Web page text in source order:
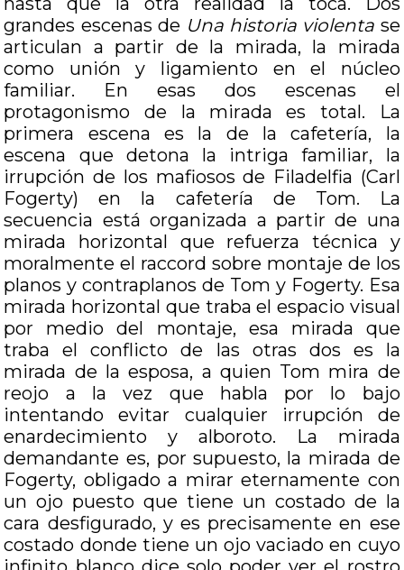
grandes escenas de Una historia violenta se
articulan a partir de la mirada, la mirada
como unión y ligamiento en el núcleo
familiar. En esas dos escenas el
protagonismo de la mirada es total. La
primera escena es la de la cafetería, la
escena que detona la intriga familiar, la
irrupción de los mafiosos de Filadelfia (Carl
Fogerty) en la cafetería de Tom. La
secuencia está organizada a partir de una
mirada horizontal que refuerza técnica y
moralmente el raccord sobre montaje de los
planos y contraplanos de Tom y Fogerty. Esa
mirada horizontal que traba el espacio visual
por medio del montaje, esa mirada que
traba el conflicto de las otras dos es la
mirada de la esposa, a quien Tom mira de
reojo a la vez que habla por lo bajo
intentando evitar cualquier irrupción de
enardecimiento y alboroto. La mirada
demandante es, por supuesto, la mirada de
Fogerty, obligado a mirar eternamente con
un ojo puesto que tiene un costado de la
cara desfigurado, y es precisamente en ese
costado donde tiene un ojo vaciado en cuyo